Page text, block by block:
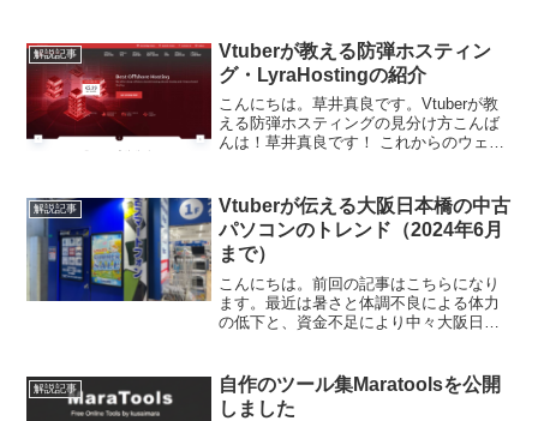
説明します。まずは1枚目。①スマホに対
応（レスポンシ...
解説記事
Vtuberが教える防弾ホスティン
グ・LyraHostingの紹介
こんにちは。草井真良です。Vtuberが教
える防弾ホスティングの見分け方こんば
んは！草井真良です！ これからのウェブ
動画投稿と最近のサーバについての悩み
の吐露 こん...
解説記事
Vtuberが伝える大阪日本橋の中古
パソコンのトレンド（2024年6月
まで）
こんにちは。前回の記事はこちらになり
ます。最近は暑さと体調不良による体力
の低下と、資金不足により中々大阪日本
パソコンショップを見て回りました。そ
うして見ていった感想とし...
解説記事
自作のツール集Maratoolsを公開
しました